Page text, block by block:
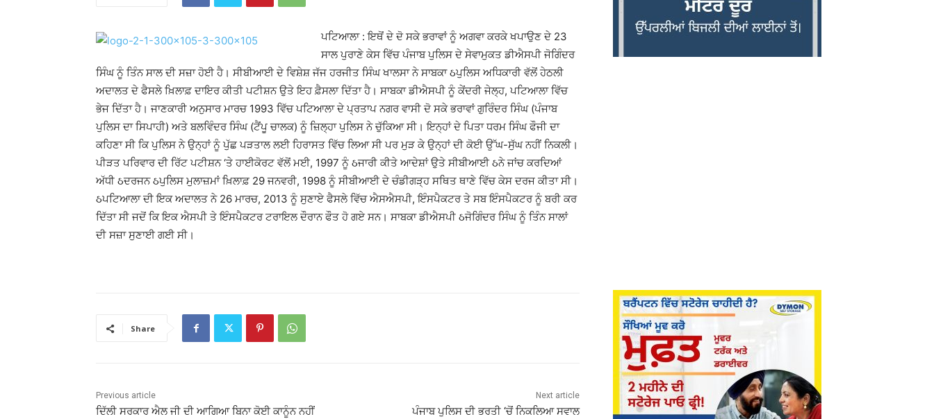
ਪਟਿਆਲਾ : ਇਥੋਂ ਦੇ ਦੋ ਸਕੇ ਭਰਾਵਾਂ ਨੂੰ ਅਗਵਾ ਕਰਕੇ ਖਪਾਉਣ ਦੇ 23
ਸਾਲ ਪੁਰਾਣੇ ਕੇਸ ਵਿੱਚ ਪੰਜਾਬ ਪੁਲਿਸ ਦੇ ਸੇਵਾਮੁਕਤ ਡੀਐਸਪੀ ਜੋਗਿੰਦਰ
ਸਿੰਘ ਨੂੰ ਤਿੰਨ ਸਾਲ ਦੀ ਸਜ਼ਾ ਹੋਈ ਹੈ। ਸੀਬੀਆਈ ਦੇ ਵਿਸ਼ੇਸ਼ ਜੱਜ ਹਰਜੀਤ ਸਿੰਘ ਖਾਲਸਾ ਨੇ ਸਾਬਕਾ ઠਪੁਲਿਸ ਅਧਿਕਾਰੀ ਵੱਲੋਂ ਹੇਠਲੀ
ਅਦਾਲਤ ਦੇ ਫੈਸਲੇ ਖ਼ਿਲਾਫ਼ ਦਾਇਰ ਕੀਤੀ ਪਟੀਸ਼ਨ ਉਤੇ ਇਹ ਫ਼ੈਸਲਾ ਦਿੱਤਾ ਹੈ। ਸਾਬਕਾ ਡੀਐਸਪੀ ਨੂੰ ਕੇਂਦਰੀ ਜੇਲ੍ਹ, ਪਟਿਆਲਾ ਵਿੱਚ
ਭੇਜ ਦਿੱਤਾ ਹੈ। ਜਾਣਕਾਰੀ ਅਨੁਸਾਰ ਮਾਰਚ 1993 ਵਿੱਚ ਪਟਿਆਲਾ ਦੇ ਪ੍ਰਤਾਪ ਨਗਰ ਵਾਸੀ ਦੋ ਸਕੇ ਭਰਾਵਾਂ ਗੁਰਿੰਦਰ ਸਿੰਘ (ਪੰਜਾਬ
ਪੁਲਿਸ ਦਾ ਸਿਪਾਹੀ) ਅਤੇ ਬਲਵਿੰਦਰ ਸਿੰਘ (ਟੈਂਪੂ ਚਾਲਕ) ਨੂੰ ਜ਼ਿਲ੍ਹਾ ਪੁਲਿਸ ਨੇ ਚੁੱਕਿਆ ਸੀ। ਇਨ੍ਹਾਂ ਦੇ ਪਿਤਾ ਧਰਮ ਸਿੰਘ ਫੌਜੀ ਦਾ
ਕਹਿਣਾ ਸੀ ਕਿ ਪੁਲਿਸ ਨੇ ਉਨ੍ਹਾਂ ਨੂੰ ਪੁੱਛ ਪੜਤਾਲ ਲਈ ਹਿਰਾਸਤ ਵਿੱਚ ਲਿਆ ਸੀ ਪਰ ਮੁੜ ਕੇ ਉਨ੍ਹਾਂ ਦੀ ਕੋਈ ਉੱਘ-ਸੁੱਘ ਨਹੀਂ ਨਿਕਲੀ।
ਪੀੜਤ ਪਰਿਵਾਰ ਦੀ ਰਿੱਟ ਪਟੀਸ਼ਨ ‘ਤੇ ਹਾਈਕੋਰਟ ਵੱਲੋਂ ਮਈ, 1997 ਨੂੰ ઠਜਾਰੀ ਕੀਤੇ ਆਦੇਸ਼ਾਂ ਉਤੇ ਸੀਬੀਆਈ ઠਨੇ ਜਾਂਚ ਕਰਦਿਆਂ
ਅੱਧੀ ઠਦਰਜਨ ઠਪੁਲਿਸ ਮੁਲਾਜ਼ਮਾਂ ਖ਼ਿਲਾਫ਼ 29 ਜਨਵਰੀ, 1998 ਨੂੰ ਸੀਬੀਆਈ ਦੇ ਚੰਡੀਗੜ੍ਹ ਸਥਿਤ ਥਾਣੇ ਵਿੱਚ ਕੇਸ ਦਰਜ ਕੀਤਾ ਸੀ।
ઠਪਟਿਆਲਾ ਦੀ ਇਕ ਅਦਾਲਤ ਨੇ 26 ਮਾਰਚ, 2013 ਨੂੰ ਸੁਣਾਏ ਫੈਸਲੇ ਵਿੱਚ ਐਸਐਸਪੀ, ਇੰਸਪੈਕਟਰ ਤੇ ਸਬ ਇੰਸਪੈਕਟਰ ਨੂੰ ਬਰੀ ਕਰ
ਦਿੱਤਾ ਸੀ ਜਦੋਂ ਕਿ ਇਕ ਐਸਪੀ ਤੇ ਇੰਸਪੈਕਟਰ ਟਰਾਇਲ ਦੌਰਾਨ ਫੌਤ ਹੋ ਗਏ ਸਨ। ਸਾਬਕਾ ਡੀਐਸਪੀ ઠਜੋਗਿੰਦਰ ਸਿੰਘ ਨੂੰ ਤਿੰਨ ਸਾਲਾਂ
ਦੀ ਸਜ਼ਾ ਸੁਣਾਈ ਗਈ ਸੀ।
Share
Previous article
ਦਿੱਲੀ ਸਰਕਾਰ ਐਲ ਜੀ ਦੀ ਆਗਿਆ ਬਿਨਾ ਕੋਈ ਕਾਨੂੰਨ ਨਹੀਂ
Next article
ਪੰਜਾਬ ਪੁਲਿਸ ਦੀ ਭਰਤੀ ‘ਚੋਂ ਨਿਕਲਿਆ ਸਵਾਲ